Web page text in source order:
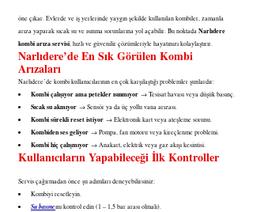
öne çıkar. Evlerde ve iş yerlerinde yaygın şekilde kullanılan kombiler, zamanla
arıza yaparak sıcak su ve ısınma sorunlarına yol açabilir. Bu noktada Narlıdere
kombi arıza servisi , hızlı ve güvenilir çözümleriyle hayatınızı kolaylaştırır.
Narlıdere’de En Sık Görülen Kombi
Arızaları
Narlıdere’de kombi kullanıcılarının en çok karşılaştığı problemler şunlardır:
Kombi çalışıyor ama petekler ısınmıyor → Tesisat havası veya düşük basınç.
Sıcak su akmıyor → Sensör ya da üç yollu vana arızası.
Kombi sürekli reset istiyor → Elektronik kart veya ateşleme sorunu.
Kombiden ses geliyor → Pompa, fan motoru veya kireçlenme problemi.
Kombi hiç çalışmıyor → Anakart, elektrik veya gaz akışı kesintisi.
Kullanıcıların Yapabileceği İlk Kontroller
Servis çağırmadan önce şu adımları deneyebilirsiniz:
Kombiyi resetleyin.
Su basıncını kontrol edin (1 – 1,5 bar arası olmalı).